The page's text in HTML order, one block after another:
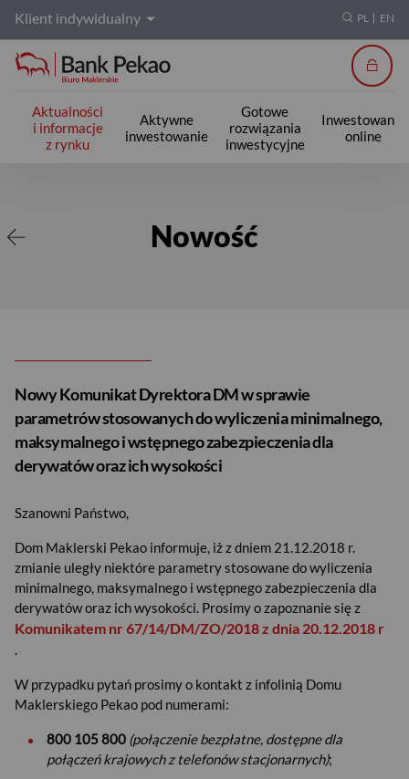
Klient indywidualny PL EN
Aktualności
i informacje
z rynku
Aktywne
inwestowanie
Gotowe
rozwiązania
inwestycyjne
Inwestowanie
online
Nowość
Nowy Komunikat Dyrektora DM w sprawie
parametrów stosowanych do wyliczenia minimalnego,
maksymalnego i wstępnego zabezpieczenia dla
derywatów oraz ich wysokości
Szanowni Państwo,
Dom Maklerski Pekao informuje, iż z dniem 21.12.2018 r.
zmianie uległy niektóre parametry stosowane do wyliczenia
minimalnego, maksymalnego i wstępnego zabezpieczenia dla
derywatów oraz ich wysokości. Prosimy o zapoznanie się z
Komunikatem nr 67/14/DM/ZO/2018 z dnia 20.12.2018 r
.
W przypadku pytań prosimy o kontakt z infolinią Domu
Maklerskiego Pekao pod numerami:
800 105 800 (połączenie bezpłatne, dostępne dla
połączeń krajowych z telefonów stacjonarnych);